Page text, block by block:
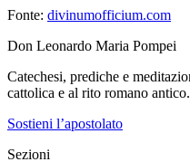
Fonte: divinumofficium.com
Don Leonardo Maria Pompei
Catechesi, prediche e
cattolica e al rito romano antico.
Sostieni l’apostolato
Sezioni